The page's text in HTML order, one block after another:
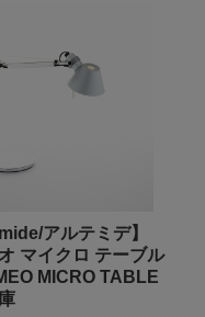
アルテミデ】
オ マイクロ テーブル
MICRO TABLE